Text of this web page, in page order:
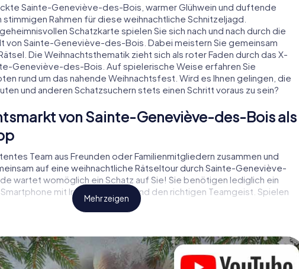
Sainte-Geneviève-des-Bois, warmer Glühwein und duftende
Rahmen für diese weihnachtliche Schnitzeljagd.
Schatzkarte spielen Sie sich nach und nach durch die
von Sainte-Geneviève-des-Bois. Dabei meistern Sie gemeinsam
Die Weihnachtsthematik zieht sich als roter Faden durch das X-
Geneviève-des-Bois. Auf spielerische Weise erfahren Sie
rund um das nahende Weihnachtsfest. Wird es Ihnen gelingen, die
und anderen Schatzsuchern stets einen Schritt voraus zu sein?
von Sainte-Geneviève-des-Bois als
Team aus Freunden oder Familienmitgliedern zusammen und
auf eine weihnachtliche Rätseltour durch Sainte-Geneviève-
wartet womöglich ein Schatz auf Sie! Sie benötigen lediglich ein
mit Internetzugang und den richtigen Teamgeist. Spielen
des-Bois einlegen – z.B. auf einem Weihnachtsmarkt! Gönnen Sie sich
oder Kinderpunsch zur Stärkung – doch vergessen Sie nicht, dass
des-Bois der Weihnachtsschatz auf Sie wartet!
Mehr zeigen